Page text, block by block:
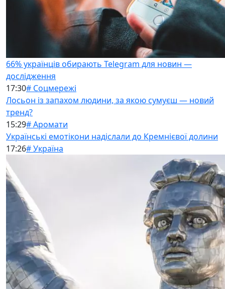
66% українців обирають Telegram для новин —
дослідження
17:30# Соцмережі
Лосьон із запахом людини, за якою сумуєш — новий
тренд?
15:29# Аромати
Українські емотікони надіслали до Кремнієвої долини
17:26# Україна